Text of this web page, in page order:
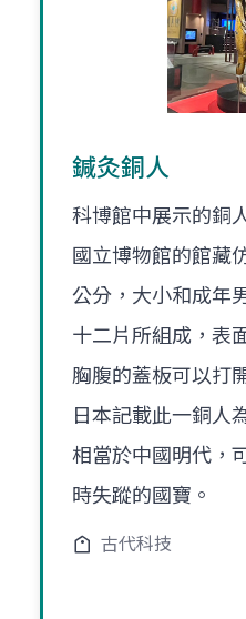
鍼灸銅人
科博館中展示的銅
國立博物館的館藏
公分，大小和成年
十二片所組成，表
胸腹的蓋板可以打
日本記載此一銅人
相當於中國明代，
時失蹤的國寶。
古代科技